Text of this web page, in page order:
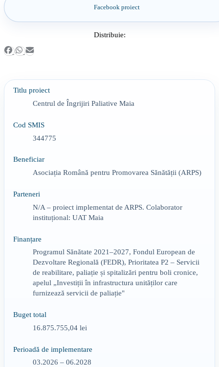
Facebook proiect
Distribuie:
Titlu proiect
Centrul de Îngrijiri Paliative Maia
Cod SMIS
344775
Beneficiar
Asociația Română pentru Promovarea Sănătății (ARPS)
Parteneri
N/A – proiect implementat de ARPS. Colaborator
instituțional: UAT Maia
Finanțare
Programul Sănătate 2021–2027, Fondul European de
Dezvoltare Regională (FEDR), Prioritatea P2 – Servicii
de reabilitare, paliație și spitalizări pentru boli cronice,
apelul „Investiții în infrastructura unităților care
furnizează servicii de paliație"
Buget total
16.875.755,04 lei
Perioadă de implementare
03.2026 – 06.2028